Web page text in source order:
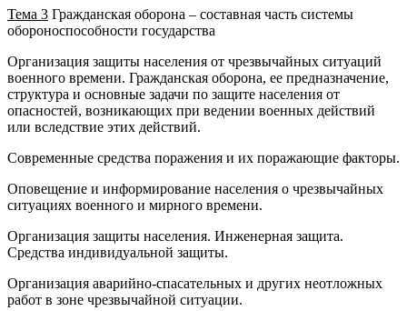
Тема 3 Гражданская оборона – составная часть системы
обороноспособности государства
Организация защиты населения от чрезвычайных ситуаций
военного времени. Гражданская оборона, ее предназначение,
структура и основные задачи по защите населения от
опасностей, возникающих при ведении военных действий
или вследствие этих действий.
Современные средства поражения и их поражающие факторы.
Оповещение и информирование населения о чрезвычайных
ситуациях военного и мирного времени.
Организация защиты населения. Инженерная защита.
Средства индивидуальной защиты.
Организация аварийно-спасательных и других неотложных
работ в зоне чрезвычайной ситуации.